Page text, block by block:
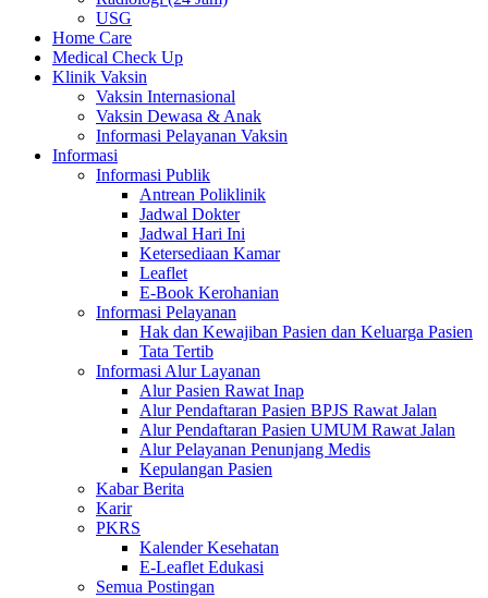
USG
Home Care
Medical Check Up
Klinik Vaksin
Vaksin Internasional
Vaksin Dewasa & Anak
Informasi Pelayanan Vaksin
Informasi
Informasi Publik
Antrean Poliklinik
Jadwal Dokter
Jadwal Hari Ini
Ketersediaan Kamar
Leaflet
E-Book Kerohanian
Informasi Pelayanan
Hak dan Kewajiban Pasien dan Keluarga Pasien
Tata Tertib
Informasi Alur Layanan
Alur Pasien Rawat Inap
Alur Pendaftaran Pasien BPJS Rawat Jalan
Alur Pendaftaran Pasien UMUM Rawat Jalan
Alur Pelayanan Penunjang Medis
Kepulangan Pasien
Kabar Berita
Karir
PKRS
Kalender Kesehatan
E-Leaflet Edukasi
Semua Postingan